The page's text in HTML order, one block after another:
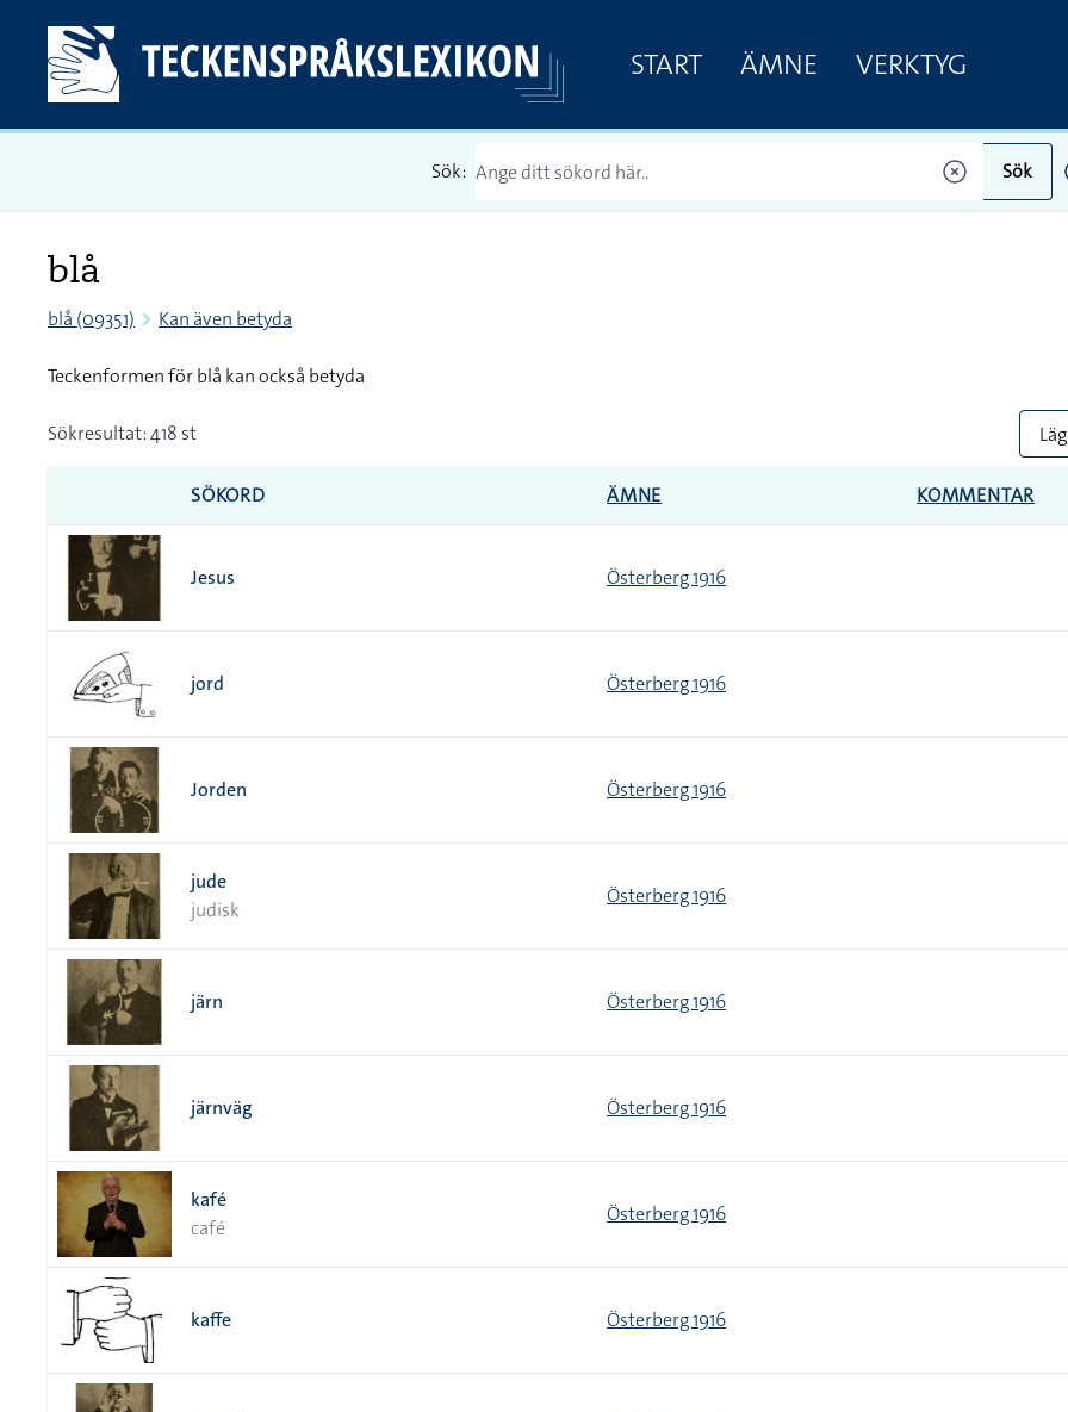
START ÄMNE VERKTYG
Sök: Sök
blå
blå (09351) Kan även betyda
Teckenformen för blå kan också betyda
Sökresultat: 418 st
SÖKORD ÄMNE KOMMENTAR
Jesus Österberg 1916
jord Österberg 1916
Jorden Österberg 1916
jude
judisk
Österberg 1916
järn Österberg 1916
järnväg Österberg 1916
kafé
café
Österberg 1916
kaffe Österberg 1916